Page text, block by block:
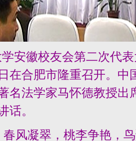
安徽校友会第二次代
在合肥市隆重召开。中
名法学家马怀德教授出
话。
春风凝翠，桃李争艳，